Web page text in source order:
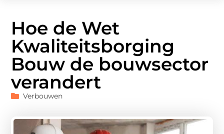
Hoe de Wet
Kwaliteitsborging
Bouw de bouwsector
verandert
Verbouwen